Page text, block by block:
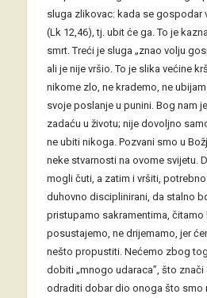
sluga zlikovac: kada se gospodar
(Lk 12,46), tj. ubit će ga. To je
smrt. Treći je sluga „znao volju
ali je nije vršio. To je slika većine
nikome zlo, ne krademo, ne
svoje poslanje u punini. Bog nam
zadaću u životu; nije dovoljno
ne ubiti nikoga. Pozvani smo u
neke stvarnosti na ovome svijetu.
mogli čuti, a zatim i vršiti,
duhovno disciplinirani, da stalno
pristupamo sakramentima, čitamo
posustajemo, ne drijemamo, jer
nešto propustiti. Nećemo zbog
dobiti „mnogo udaraca”, što
odraditi dobar dio onoga što smo